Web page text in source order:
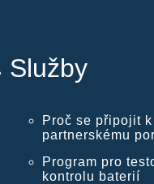
Služby
Proč se připojit k
partnerskému
Program pro
kontrolu baterií